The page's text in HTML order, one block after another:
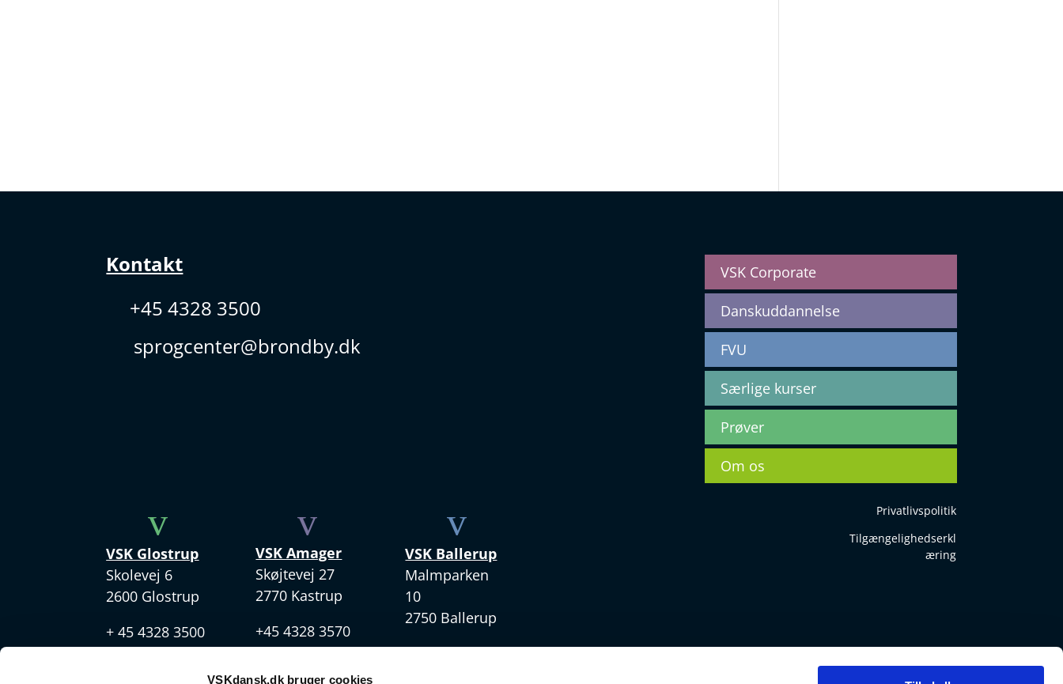
VSKdansk.dk bruger cookies
Kontakt
+45 4328 3500
sprogcenter@brondby.dk
VSK Corporate
Danskuddannelse
FVU
Særlige kurser
Prøver
Om os
v
VSK Glostrup
Skolevej 6
2600 Glostrup
+ 45 4328 3500
v
VSK Amager
Skøjtevej 27
2770 Kastrup
+45 4328 3570
v
VSK Ballerup
Malmparken
10
2750 Ballerup
+45 4328 3420
Privatlivspolitik
Tilgængelighedserkl
æring